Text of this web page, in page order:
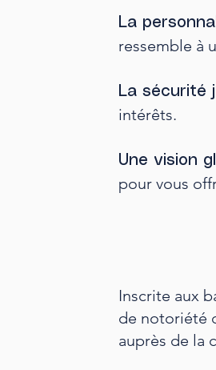
La
ressemble à
La sécurité
intérêts.
Une vision
pour vous
Inscrite aux
de notoriété
auprès de la